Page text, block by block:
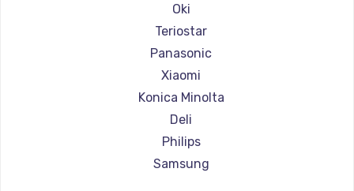
Oki
Teriostar
Panasonic
Xiaomi
Konica Minolta
Deli
Philips
Samsung